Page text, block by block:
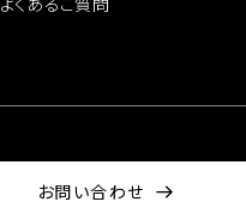
お問い合わせ